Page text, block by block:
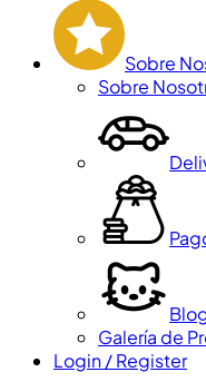
Sobre
Sobre
Galería de
Login / Register